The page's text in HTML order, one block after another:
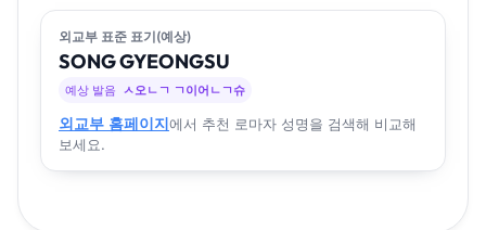
외교부 표준 표기(예상)
SONGGYEONGSU
예상 발음 ㅅ오ㄴㄱ ㄱ이어ㄴㄱ슈
외교부 홈페이지에서 추천 로마자 성명을 검색해 비교해
보세요.